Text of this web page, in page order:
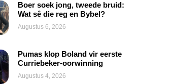
Boer soek jong, tweede bruid:
Wat sê die reg en Bybel?
Augustus 6, 2026
Pumas klop Boland vir eerste
Curriebeker-oorwinning
Augustus 4, 2026